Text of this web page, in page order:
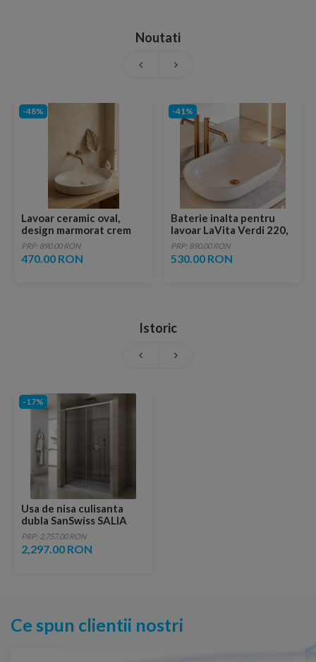
Noutati
-48%
Lavoar ceramic oval,
design marmorat crem
lucios cu vene aurii,
ventil inclus
PRP: 890.00 RON
470.00 RON
-41%
Baterie inalta pentru
lavoar LaVita Verdi 220,
fara ventil, brushed
copper
PRP: 890.00 RON
530.00 RON
Istoric
-17%
Usa de nisa culisanta
dubla SanSwiss SALIA
SAS2 120xH190 cm sticla
Durlux
PRP: 2,757.00 RON
2,297.00 RON
Ce spun clientii nostri